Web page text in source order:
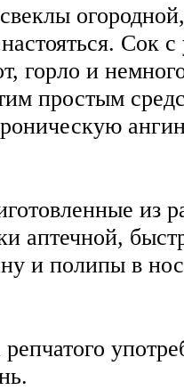
Сок
горло и
простым
из
аптечной,
и полипы в